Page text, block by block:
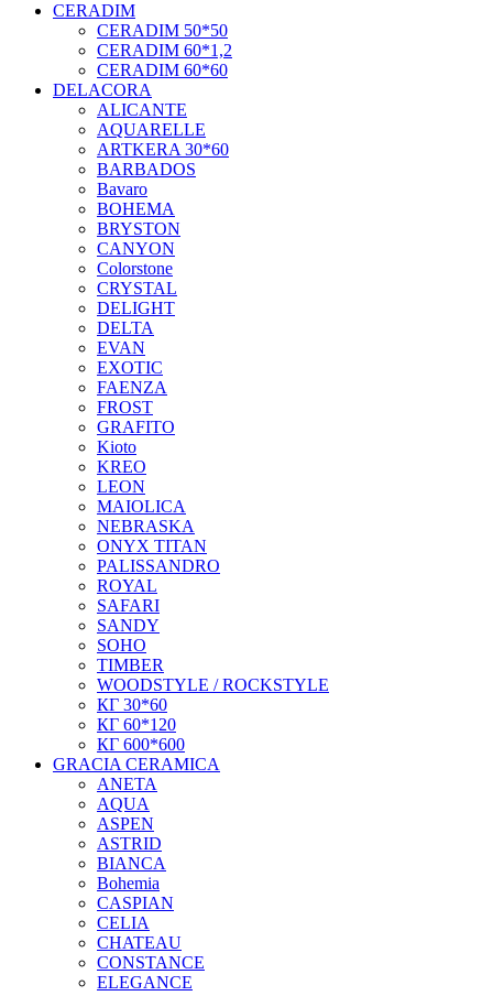
CERADIM
CERADIM 50*50
CERADIM 60*1,2
CERADIM 60*60
DELACORA
ALICANTE
AQUARELLE
ARTKERA 30*60
BARBADOS
Bavaro
BOHEMA
BRYSTON
CANYON
Colorstone
CRYSTAL
DELIGHT
DELTA
EVAN
EXOTIC
FAENZA
FROST
GRAFITO
Kioto
KREO
LEON
MAIOLICA
NEBRASKA
ONYX TITAN
PALISSANDRO
ROYAL
SAFARI
SANDY
SOHO
TIMBER
WOODSTYLE / ROCKSTYLE
КГ 30*60
КГ 60*120
КГ 600*600
GRACIA CERAMICA
ANETA
AQUA
ASPEN
ASTRID
BIANCA
Bohemia
CASPIAN
CELIA
CHATEAU
CONSTANCE
ELEGANCE